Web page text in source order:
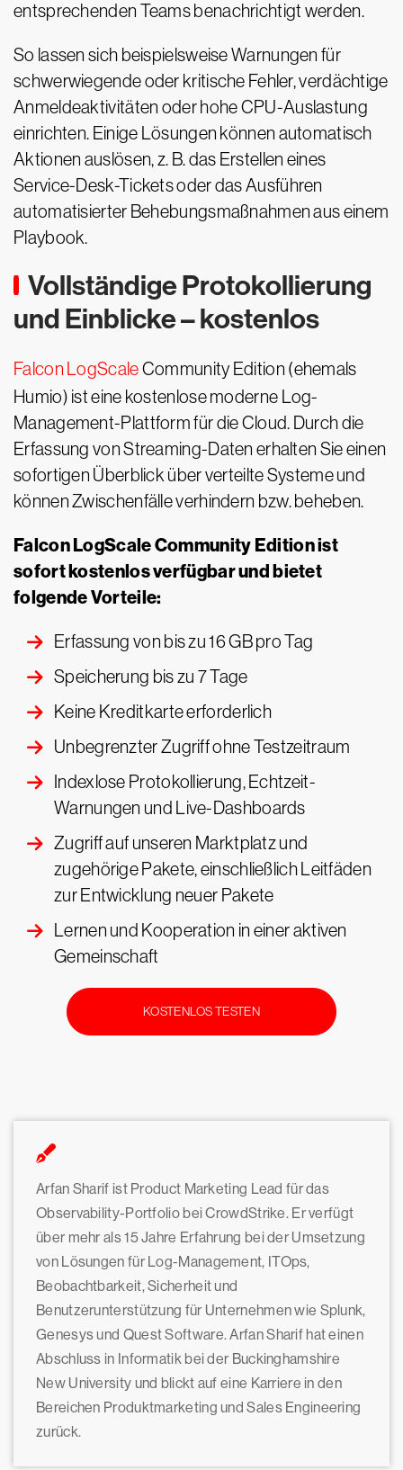
entsprechenden Teams benachrichtigt werden.
So lassen sich beispielsweise Warnungen für
schwerwiegende oder kritische Fehler, verdächtige
Anmeldeaktivitäten oder hohe CPU-Auslastung
einrichten. Einige Lösungen können automatisch
Aktionen auslösen, z. B. das Erstellen eines
Service-Desk-Tickets oder das Ausführen
automatisierter Behebungsmaßnahmen aus einem
Playbook.
Vollständige Protokollierung
und Einblicke – kostenlos
Falcon LogScaleCommunity Edition (ehemals
Humio) ist eine kostenlose moderne Log-
Management-Plattform für die Cloud. Durch die
Erfassung von Streaming-Daten erhalten Sie einen
sofortigen Überblick über verteilte Systeme und
können Zwischenfälle verhindern bzw. beheben.
Falcon LogScale Community Edition ist
sofort kostenlos verfügbar und bietet
folgende Vorteile:
Erfassung von bis zu 16 GB pro Tag
Speicherung bis zu 7 Tage
Keine Kreditkarte erforderlich
Unbegrenzter Zugriff ohne Testzeitraum
Indexlose Protokollierung, Echtzeit-
Warnungen und Live-Dashboards
Zugriff auf unseren Marktplatz und
zugehörige Pakete, einschließlich Leitfäden
zur Entwicklung neuer Pakete
Lernen und Kooperation in einer aktiven
Gemeinschaft
KOSTENLOS TESTEN
Arfan Sharif ist Product Marketing Lead für das
Observability-Portfolio bei CrowdStrike. Er verfügt
über mehr als 15 Jahre Erfahrung bei der Umsetzung
von Lösungen für Log-Management, ITOps,
Beobachtbarkeit, Sicherheit und
Benutzerunterstützung für Unternehmen wie Splunk,
Genesys und Quest Software. Arfan Sharif hat einen
Abschluss in Informatik bei der Buckinghamshire
New University und blickt auf eine Karriere in den
Bereichen Produktmarketing und Sales Engineering
zurück.